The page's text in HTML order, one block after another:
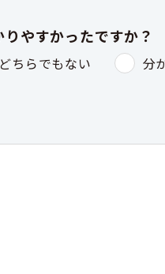
やすかったですか？
どちらでもない 分